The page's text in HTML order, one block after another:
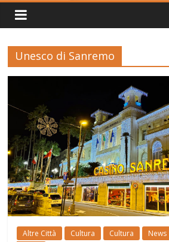
Unesco di Sanremo
Altre Città Cultura Cultura News